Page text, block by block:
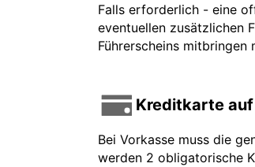
Falls erforderlich - eine
eventuellen zusätzlichen
Führerscheins mitbringen
Kreditkarte
Bei Vorkasse muss die
werden 2 obligatorische